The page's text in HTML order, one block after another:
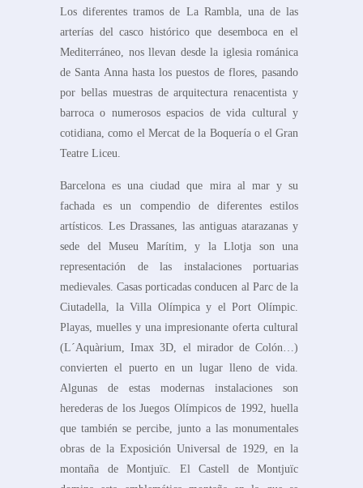
Los diferentes tramos de La Rambla, una de las
arterías del casco histórico que desemboca en el
Mediterráneo, nos llevan desde la iglesia románica
de Santa Anna hasta los puestos de flores, pasando
por bellas muestras de arquitectura renacentista y
barroca o numerosos espacios de vida cultural y
cotidiana, como el Mercat de la Boquería o el Gran
Teatre Liceu.
Barcelona es una ciudad que mira al mar y su
fachada es un compendio de diferentes estilos
artísticos. Les Drassanes, las antiguas atarazanas y
sede del Museu Marítim, y la Llotja son una
representación de las instalaciones portuarias
medievales. Casas porticadas conducen al Parc de la
Ciutadella, la Villa Olímpica y el Port Olímpic.
Playas, muelles y una impresionante oferta cultural
(L´Aquàrium, Imax 3D, el mirador de Colón…)
convierten el puerto en un lugar lleno de vida.
Algunas de estas modernas instalaciones son
herederas de los Juegos Olímpicos de 1992, huella
que también se percibe, junto a las monumentales
obras de la Exposición Universal de 1929, en la
montaña de Montjuïc. El Castell de Montjuïc